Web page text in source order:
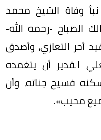
وفاة الشيخ محمد
الصباح -رحمه الله-
أحر التعازي، وأصدق
القدير أن يتغمده
فسيح جناته، وأن
مجيب».